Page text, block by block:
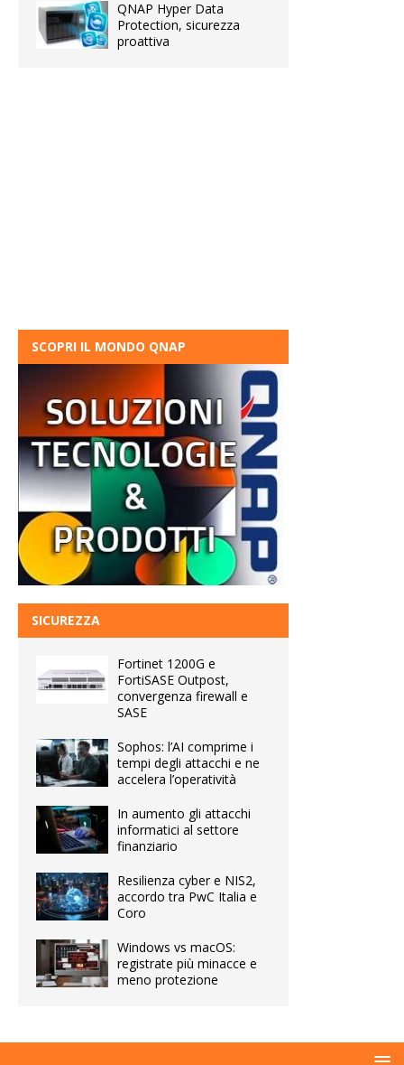
QNAP Hyper Data
Protection, sicurezza
proattiva
SCOPRI IL MONDO QNAP
SICUREZZA
Fortinet 1200G e
FortiSASE Outpost,
convergenza firewall e
SASE
Sophos: l’AI comprime i
tempi degli attacchi e ne
accelera l’operatività
In aumento gli attacchi
informatici al settore
finanziario
Resilienza cyber e NIS2,
accordo tra PwC Italia e
Coro
Windows vs macOS:
registrate più minacce e
meno protezione